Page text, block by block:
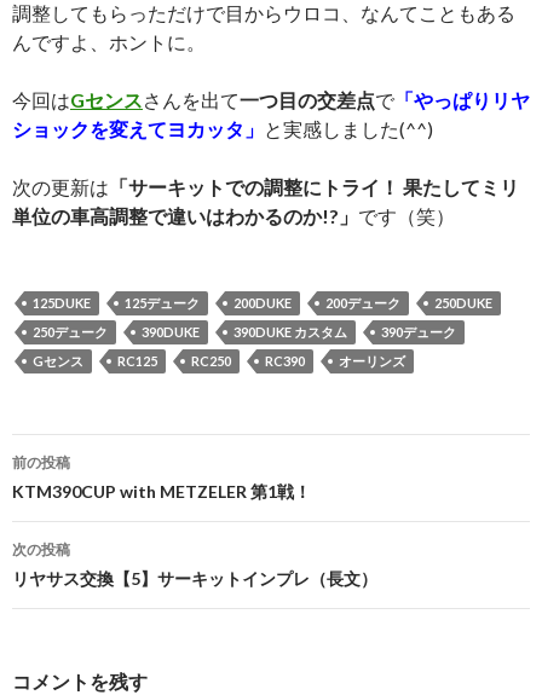
調整してもらっただけで目からウロコ、なんてこともある
んですよ、ホントに。
今回はGセンスさんを出て一つ目の交差点で 「やっぱりリヤ
ショックを変えてヨカッタ」 と実感しました(^^)
次の更新は 「サーキットでの調整にトライ！ 果たしてミリ
単位の車高調整で違いはわかるのか!?」 です（笑）
125DUKE 125デューク 200DUKE 200デューク
250DUKE
250デューク
390DUKE 390DUKE カスタム
390デューク
Gセンス
RC125 RC250 RC390 オーリンズ
投
稿
ナ
ゲ
前の投稿
KTM390CUP with METZELER 第1戦！
次の投稿
リヤサス交換【5】サーキットインプレ（長文）
コメントを残す